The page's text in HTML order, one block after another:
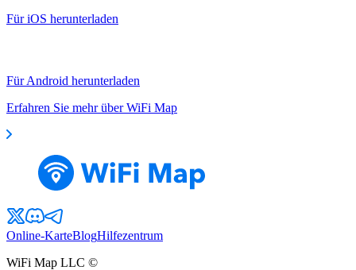
Für iOS herunterladen
Für Android herunterladen
Erfahren Sie mehr über WiFi Map
Online-KarteBlogHilfezentrum
WiFi Map LLC ©